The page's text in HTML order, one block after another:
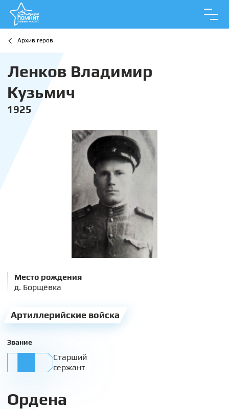
Архив геров
Ленков Владимир
Кузьмич
1925
Место рождения
д. Борщёвка
Артиллерийские войска
Звание
Старший
сержант
Ордена